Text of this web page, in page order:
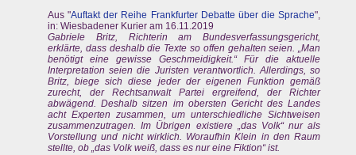
Aus "Auftakt der Reihe Frankfurter Debatte über die Sprache",
in: Wiesbadener Kurier am 16.11.2019
Gabriele Britz, Richterin am Bundesverfassungsgericht,
erklärte, dass deshalb die Texte so offen gehalten seien. „Man
benötigt eine gewisse Geschmeidigkeit.“ Für die aktuelle
Interpretation seien die Juristen verantwortlich. Allerdings, so
Britz, biege sich diese jeder der eigenen Funktion gemäß
zurecht, der Rechtsanwalt Partei ergreifend, der Richter
abwägend. Deshalb sitzen im obersten Gericht des Landes
acht Experten zusammen, um unterschiedliche Sichtweisen
zusammenzutragen. Im Übrigen existiere „das Volk“ nur als
Vorstellung und nicht wirklich. Woraufhin Klein in den Raum
stellte, ob „das Volk weiß, dass es nur eine Fiktion“ ist.